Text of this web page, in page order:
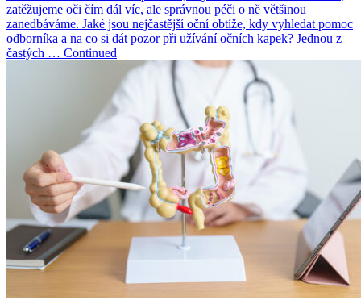
zatěžujeme oči čím dál víc, ale správnou péči o ně většinou
zanedbáváme. Jaké jsou nejčastější oční obtíže, kdy vyhledat pomoc
odborníka a na co si dát pozor při užívání očních kapek? Jednou z
častých … Continued